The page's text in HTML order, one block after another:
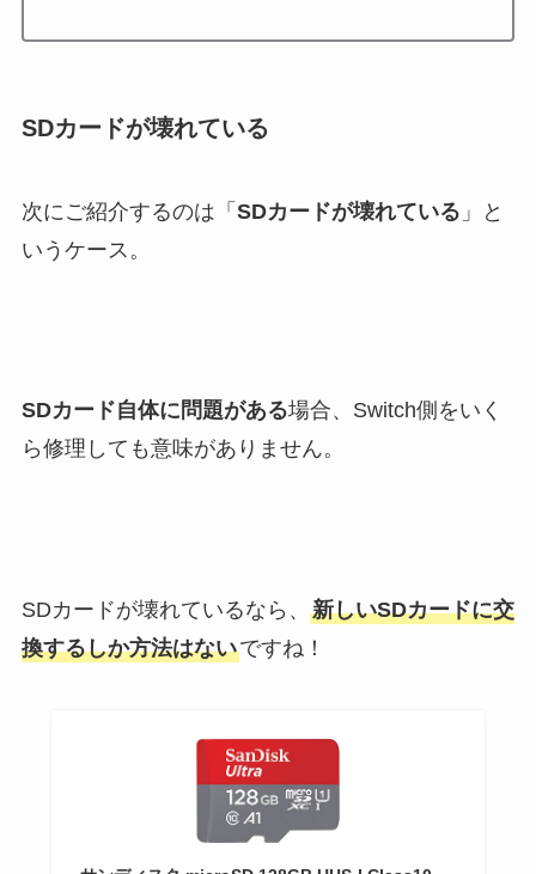
SDカードが壊れている
次にご紹介するのは「 SDカードが壊れている 」と
いうケース。
SDカード自体に問題がある場合、Switch側をいく
ら修理しても意味がありません。
SDカードが壊れているなら、 新しいSDカードに交
換するしか方法はないですね！